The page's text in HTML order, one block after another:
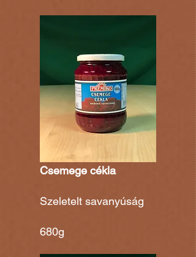
Csemege cékla
Szeletelt savanyúság
680g